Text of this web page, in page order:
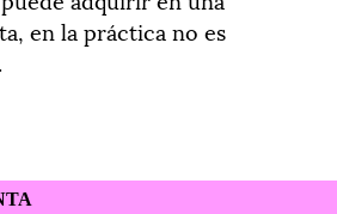
en la práctica no es